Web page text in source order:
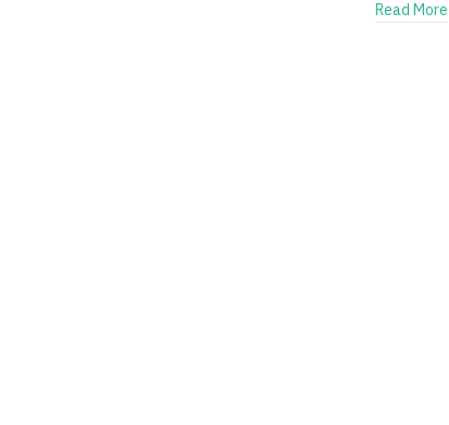
Read More